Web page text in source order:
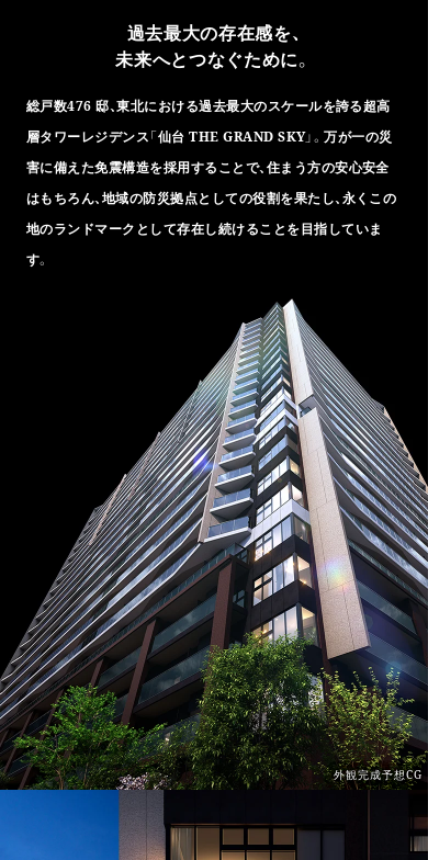
過去最大の存在感を、
未来へとつなぐために。
総戸数476 邸、東北における過去最大のスケールを誇る超高
層タワーレジデンス「仙台 THE GRAND SKY」。万が一の災
害に備えた免震構造を採用することで、住まう方の安心安全
はもちろん、地域の防災拠点としての役割を果たし、永くこの
地のランドマークとして存在し続けることを目指していま
す。
外観完成予想CG